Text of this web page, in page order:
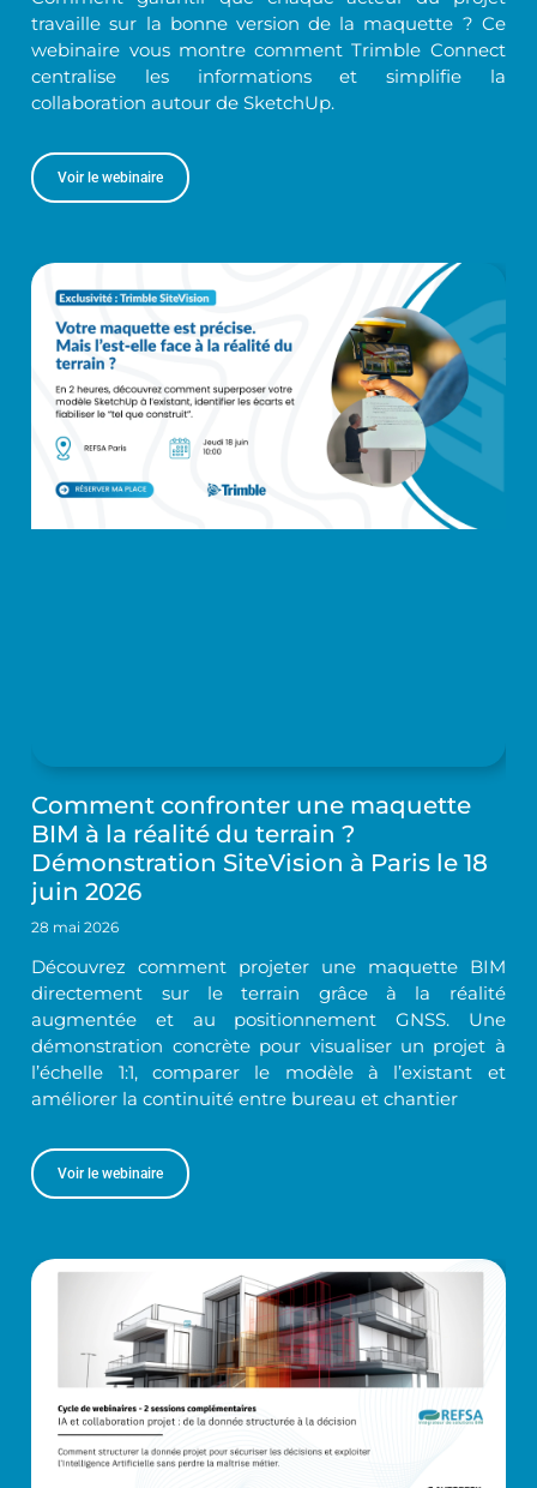
travaille sur la bonne version de la maquette ? Ce
webinaire vous montre comment Trimble Connect
centralise les informations et simplifie la
collaboration autour de SketchUp.
Voir le webinaire
Comment confronter une maquette
BIM à la réalité du terrain ?
Démonstration SiteVision à Paris le 18
juin 2026
28 mai 2026
Découvrez comment projeter une maquette BIM
directement sur le terrain grâce à la réalité
augmentée et au positionnement GNSS. Une
démonstration concrète pour visualiser un projet à
l’échelle 1:1, comparer le modèle à l’existant et
améliorer la continuité entre bureau et chantier
Voir le webinaire